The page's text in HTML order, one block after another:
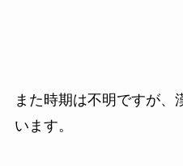
また時期は不明ですが、
います。